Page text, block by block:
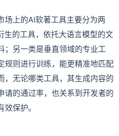
场上的AI软著工具主要分为两
生的工具，依托大语言模型的文
；另一类是垂直领域的专业工
规则进行训练，能更精准地匹配
，无论哪类工具，其生成内容的
请的通过率，也关系到开发者的
保护。